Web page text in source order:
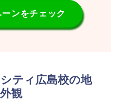
ンをチェック
ティ広島校の地
観